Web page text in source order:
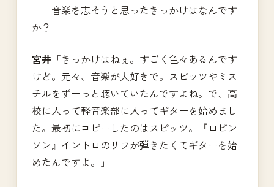
──音楽を志そうと思ったきっかけはなんです
か？
宮井 「きっかけはねぇ。すごく色々あるんです
けど。元々、音楽が大好きで。スピッツやミス
チルをずーっと聴いていたんですよね。で、高
校に入って軽音楽部に入ってギターを始めまし
た。最初にコピーしたのはスピッツ。『ロビン
ソン』イントロのリフが弾きたくてギターを始
めたんですよ。」